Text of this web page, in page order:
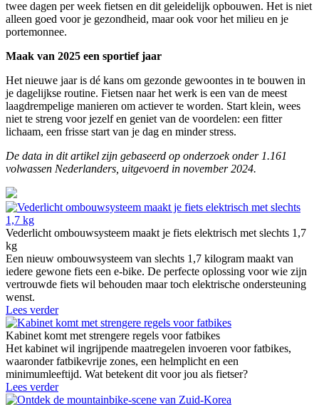
twee dagen per week fietsen en dit geleidelijk opbouwen. Het is niet
alleen goed voor je gezondheid, maar ook voor het milieu en je
portemonnee.
Maak van 2025 een sportief jaar
Het nieuwe jaar is dé kans om gezonde gewoontes in te bouwen in
je dagelijkse routine. Fietsen naar het werk is een van de meest
laagdrempelige manieren om actiever te worden. Start klein, wees
niet te streng voor jezelf en geniet van de voordelen: een fitter
lichaam, een frisse start van je dag en minder stress.
De data in dit artikel zijn gebaseerd op onderzoek onder 1.161
volwassen Nederlanders, uitgevoerd in november 2024.
Vederlicht ombouwsysteem maakt je fiets elektrisch met slechts 1,7
kg
Een nieuw ombouwsysteem van slechts 1,7 kilogram maakt van
iedere gewone fiets een e-bike. De perfecte oplossing voor wie zijn
vertrouwde fiets wil behouden maar toch elektrische ondersteuning
wenst.
Lees verder
Kabinet komt met strengere regels voor fatbikes
Het kabinet wil ingrijpende maatregelen invoeren voor fatbikes,
waaronder fatbikevrije zones, een helmplicht en een
minimumleeftijd. Wat betekent dit voor jou als fietser?
Lees verder